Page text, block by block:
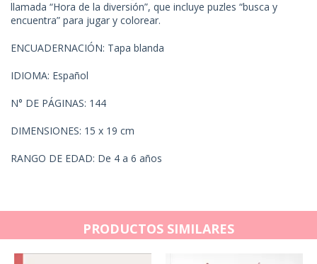
llamada “Hora de la diversión”, que incluye puzles “busca y
encuentra” para jugar y colorear.
ENCUADERNACIÓN: Tapa blanda
IDIOMA: Español
N° DE PÁGINAS: 144
DIMENSIONES: 15 x 19 cm
RANGO DE EDAD: De 4 a 6 años
PRODUCTOS SIMILARES